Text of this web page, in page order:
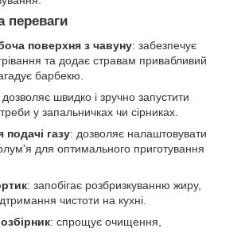
переваги
поверхня з чавуну: забезпечує
та додає стравам привабливий
барбекю.
дозволяє швидко і зручно запустити
у запальничках чи сірниках.
подачі газу: дозволяє налаштовувати
для оптимального приготування
: запобігає розбризкуванню жиру,
чистоти на кухні.
: спрощує очищення,